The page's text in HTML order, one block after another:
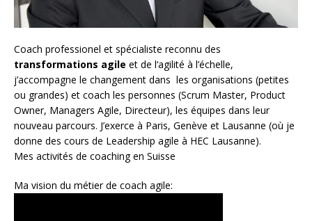
Coach professionel et spécialiste reconnu des
transformations agile et de l‘agilité à l’échelle,
j’accompagne le changement dans les organisations (petites
ou grandes) et coach les personnes (Scrum Master, Product
Owner, Managers Agile, Directeur), les équipes dans leur
nouveau parcours. J’exerce à Paris, Genève et Lausanne (où je
donne des cours de Leadership agile à HEC Lausanne).
Mes activités de coaching en Suisse
Ma vision du métier de coach agile: